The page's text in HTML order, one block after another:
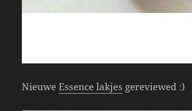
NieuweEssence lakjes gereviewed :)